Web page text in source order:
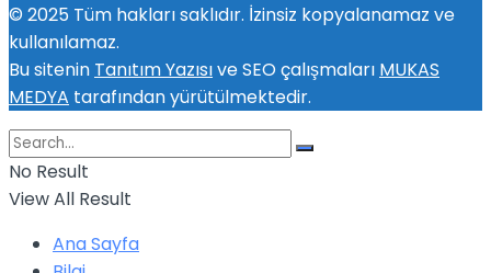
© 2025 Tüm hakları saklıdır. İzinsiz kopyalanamaz ve
kullanılamaz.
Bu sitenin Tanıtım Yazısıve SEO çalışmaları MUKAS
MEDYA tarafından yürütülmektedir.
No Result
View All Result
Ana Sayfa